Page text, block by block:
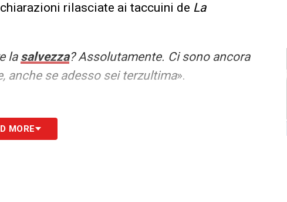
rilasciate ai taccuini de La
la salvezza? Assolutamente. Ci sono ancora
anche se adesso sei terzultima».
MORE